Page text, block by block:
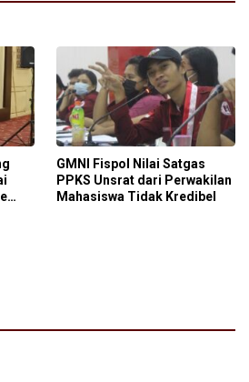
GMNI Fispol Nilai Satgas
PPKS Unsrat dari Perwakilan
Mahasiswa Tidak Kredibel